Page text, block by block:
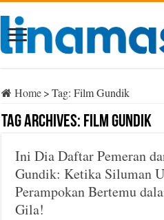
Home> Tag:Film Gundik
Tag Archives: Film Gundik
Ini Dia Daftar Pemeran
Gundik: Ketika Siluman
Perampokan Bertemu
Gila!